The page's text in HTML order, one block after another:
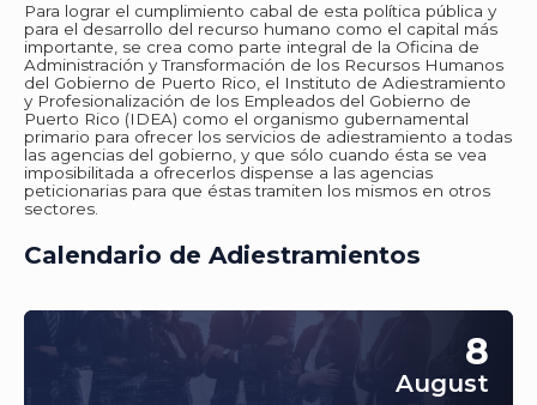
Para lograr el cumplimiento cabal de esta política pública y
para el desarrollo del recurso humano como el capital más
importante, se crea como parte integral de la Oficina de
Administración y Transformación de los Recursos Humanos
del Gobierno de Puerto Rico, el Instituto de Adiestramiento
y Profesionalización de los Empleados del Gobierno de
Puerto Rico (IDEA) como el organismo gubernamental
primario para ofrecer los servicios de adiestramiento a todas
las agencias del gobierno, y que sólo cuando ésta se vea
imposibilitada a ofrecerlos dispense a las agencias
peticionarias para que éstas tramiten los mismos en otros
sectores.
Calendario de Adiestramientos
8
August